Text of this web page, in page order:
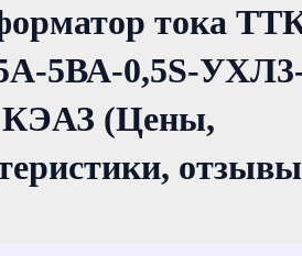
тока
5ВА-0,5S-
КЭАЗ (Цены,